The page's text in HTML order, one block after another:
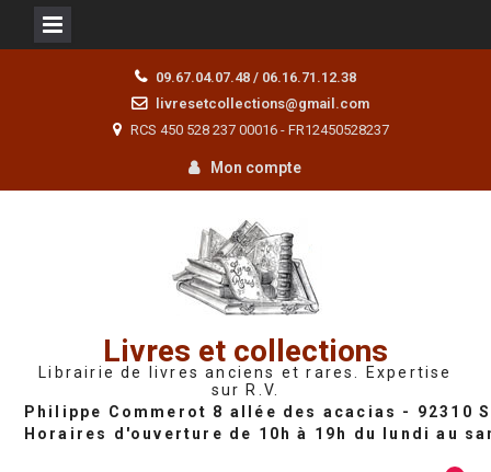
09.67.04.07.48 / 06.16.71.12.38
livresetcollections@gmail.com
RCS 450 528 237 00016 - FR12450528237
Mon compte
Livres et collections
Librairie de livres anciens et rares. Expertise
sur R.V.